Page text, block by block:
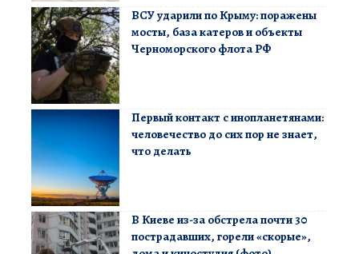
ВСУ ударили по Крыму: поражены
мосты, база катеров и объекты
Черноморского флота РФ
Первый контакт с инопланетянами:
человечество до сих пор не знает,
что делать
В Киеве из-за обстрела почти 30
пострадавших, горели «скорые»,